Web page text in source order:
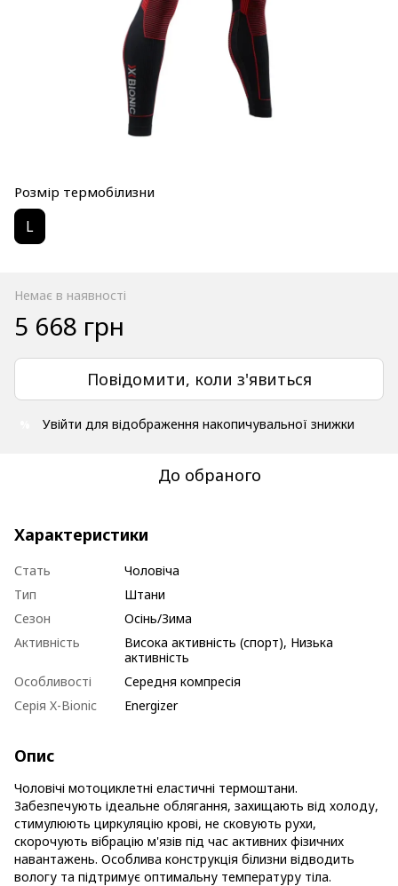
Розмір термобілизни
L
Немає в наявності
5 668 грн
Повідомити, коли з'явиться
Увійти для відображення накопичувальної знижки
До обраного
Характеристики
Стать
Чоловіча
Тип
Штани
Сезон
Осінь/Зима
Активність
Висока активність (спорт), Низька
активність
Особливості
Середня компресія
Серія X-Bionic
Energizer
Опис
Чоловічі мотоциклетні еластичні термоштани.
Забезпечують ідеальне облягання, захищають від холоду,
стимулюють циркуляцію крові, не сковують рухи,
скорочують вібрацію м'язів під час активних фізичних
навантажень. Особлива конструкція білизни відводить
вологу та підтримує оптимальну температуру тіла.